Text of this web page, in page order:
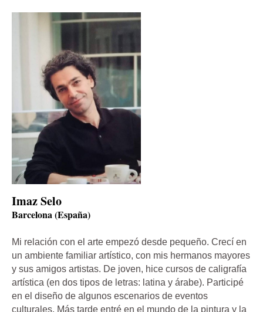
Imaz Selo
Barcelona (España)
Mi relación con el arte empezó desde pequeño. Crecí en
un ambiente familiar artístico, con mis hermanos mayores
y sus amigos artistas. De joven, hice cursos de caligrafía
artística (en dos tipos de letras: latina y árabe). Participé
en el diseño de algunos escenarios de eventos
culturales. Más tarde entré en el mundo de la pintura y la